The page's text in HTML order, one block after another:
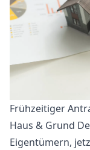
Frühzeitiger
Haus & Grund
Eigentümern,